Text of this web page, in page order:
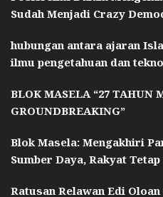
Sudah Menjadi Crazy
hubungan antara ajaran
ilmu pengetahuan dan
BLOK MASELA “27 TAHUN
GROUNDBREAKING”
Blok Masela: Mengakhiri
Sumber Daya, Rakyat
Ratusan Relawan Edi